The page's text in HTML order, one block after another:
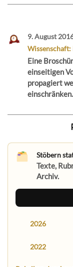
9. August
Eine
einseitigen
propagiert
Stöbern
Texte,
Archiv.
2026
2022